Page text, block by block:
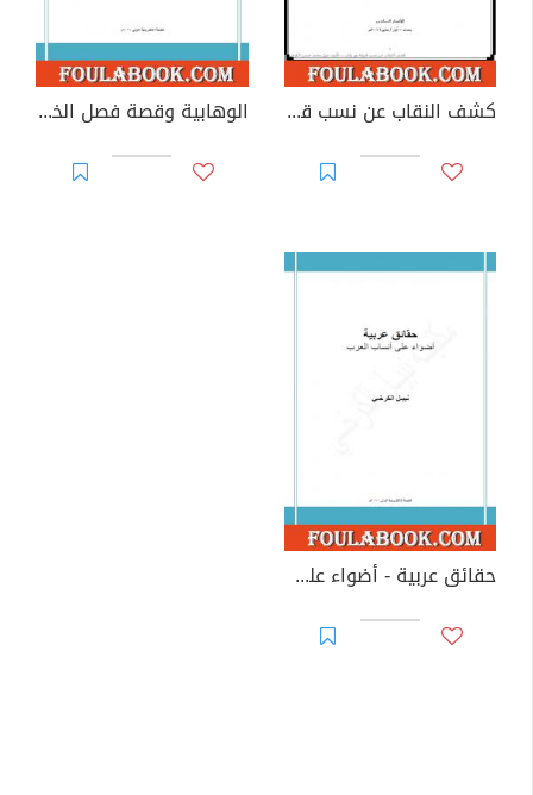
كشف النقاب عن نسب قبيلة بني ركاب الوهابية وقصة فصل الخطاب
حقائق عربية - أضواء على انساب العرب